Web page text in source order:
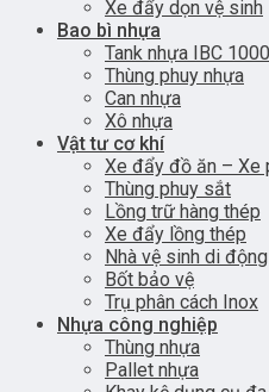
Xe đẩy dọn vệ sinh
Bao bì nhựa
Tank nhựa IBC
Thùng phuy nhựa
Can nhựa
Xô nhựa
Vật tư cơ khí
Xe đẩy đồ ăn – Xe
Thùng phuy sắt
Lồng trữ hàng thép
Xe đẩy lồng thép
Nhà vệ sinh di động
Bốt bảo vệ
Trụ phân cách Inox
Nhựa công nghiệp
Thùng nhựa
Pallet nhựa